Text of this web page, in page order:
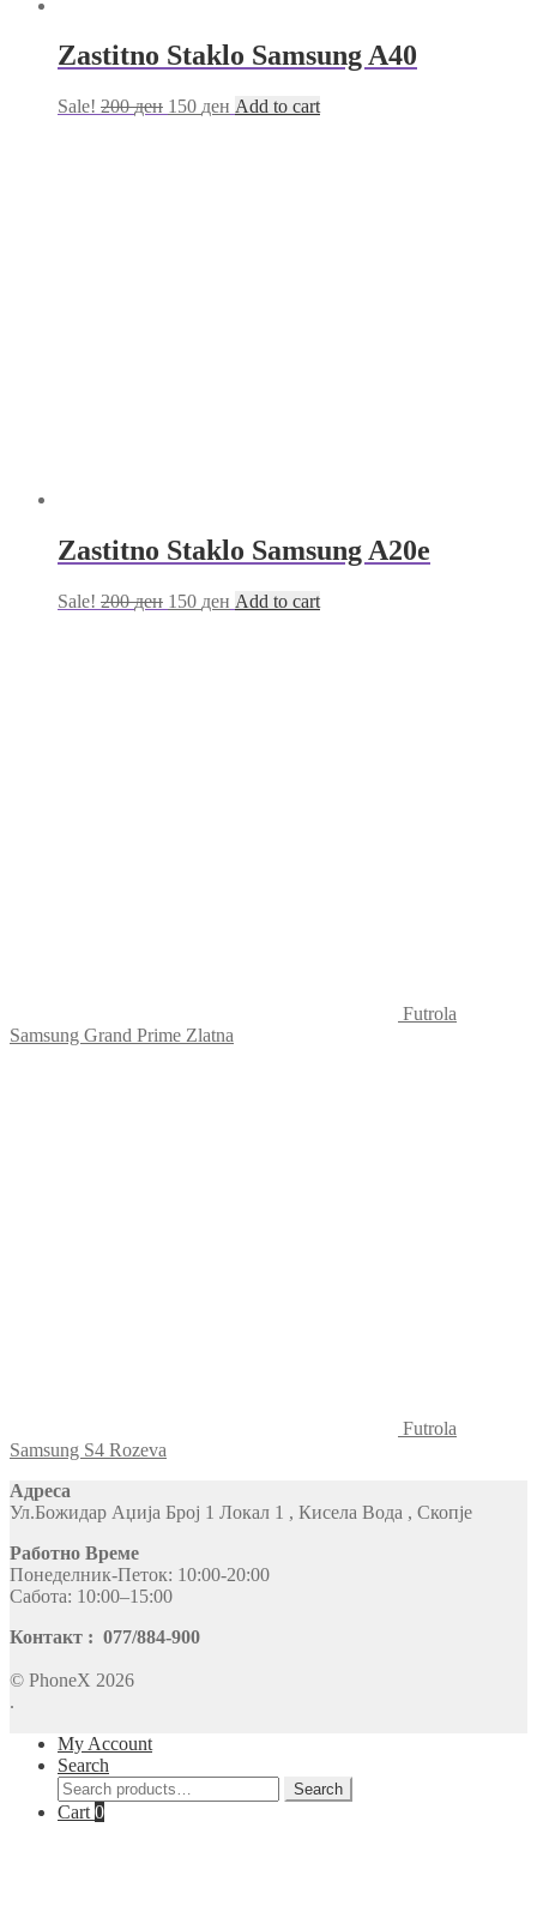
Zastitno Staklo Samsung A40
Sale! 200ден 150 ден Add to cart
Zastitno Staklo Samsung A20e
Sale! 200ден 150 ден Add to cart
Futrola
Samsung Grand Prime Zlatna
Futrola
Samsung S4 Rozeva
Адреса
Ул.Божидар Аџија Број 1 Локал 1 , Кисела Вода , Скопје
Работно Време
Понеделник-Петок: 10:00-20:00
Сабота: 10:00–15:00
Контакт : 077/884-900
© PhoneX 2026
.
My Account
Search
Search
for:
Search
Cart 0